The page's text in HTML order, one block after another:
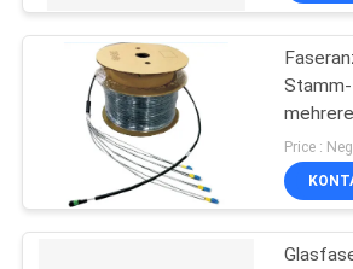
FABRIK-
AUSFLUG
TRETEN
Faser Optik-